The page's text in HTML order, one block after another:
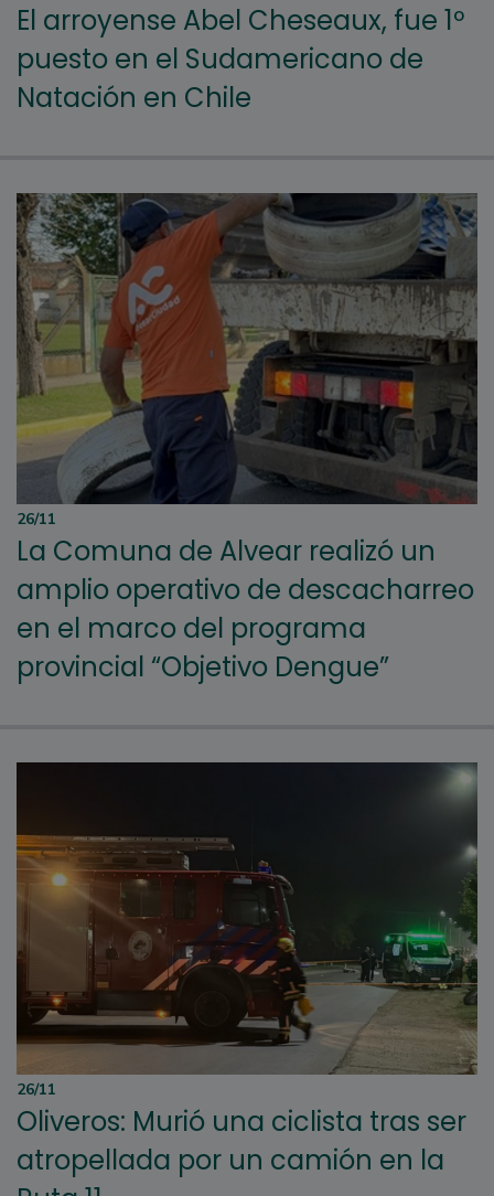
El arroyense Abel Cheseaux, fue 1º
puesto en el Sudamericano de
Natación en Chile
26/11
La Comuna de Alvear realizó un
amplio operativo de descacharreo
en el marco del programa
provincial “Objetivo Dengue”
26/11
Oliveros: Murió una ciclista tras ser
atropellada por un camión en la